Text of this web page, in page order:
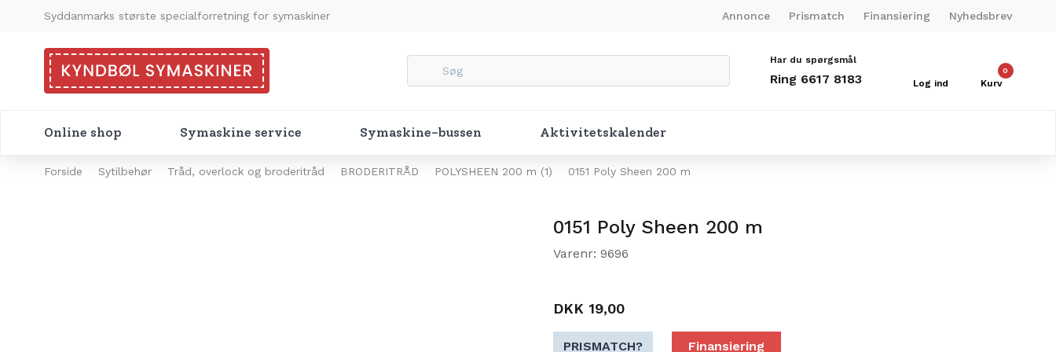
Syddanmarks største specialforretning for symaskiner Annonce Prismatch Finansiering Nyhedsbrev
Har du spørgsmål
Ring 6617 8183 Log ind
0
Kurv
Online shop Symaskine service Symaskine-bussen Aktivitetskalender
Forside Sytilbehør Tråd, overlock og broderitråd BRODERITRÅD POLYSHEEN 200 m (1) 0151 Poly Sheen 200 m
0151 Poly Sheen 200 m
Varenr: 9696
DKK 19,00
PRISMATCH? Finansiering